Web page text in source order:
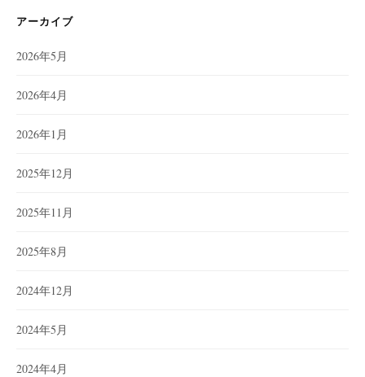
アーカイブ
2026年5月
2026年4月
2026年1月
2025年12月
2025年11月
2025年8月
2024年12月
2024年5月
2024年4月